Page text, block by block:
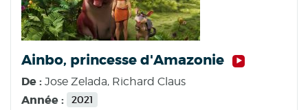
Ainbo, princesse d'Amazonie
De : Jose Zelada, Richard Claus
Année : 2021